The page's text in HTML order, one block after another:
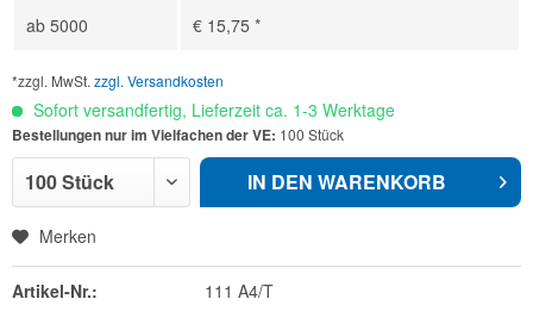
ab 5000 € 15,75 *
*zzgl. MwSt. zzgl. Versandkosten
Sofort versandfertig, Lieferzeit ca. 1-3 Werktage
Bestellungen nur im Vielfachen der VE: 100 Stück
IN DEN WARENKORB
Merken
Artikel-Nr.: 111 A4/T